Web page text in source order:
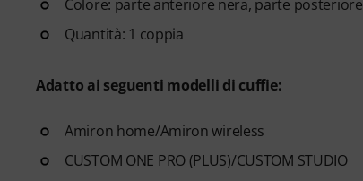
Colore: parte anteriore nera, parte
Quantità: 1 coppia
Adatto ai seguenti modelli di cuffie:
Amiron home/Amiron wireless
CUSTOM ONE PRO (PLUS)/CUSTOM STUDIO